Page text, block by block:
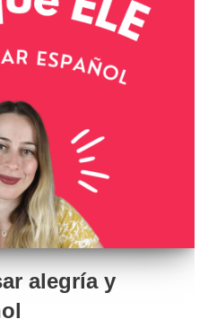
alegría y